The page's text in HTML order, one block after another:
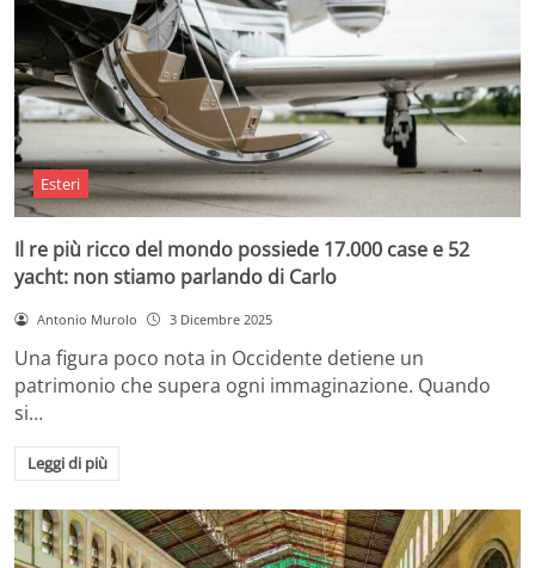
Esteri
Il re più ricco del mondo possiede 17.000 case e 52
yacht: non stiamo parlando di Carlo
Antonio Murolo 3 Dicembre 2025
Una figura poco nota in Occidente detiene un
patrimonio che supera ogni immaginazione. Quando
si…
Leggi di più